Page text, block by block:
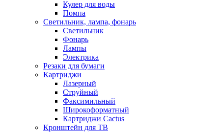
Кулер для воды
Помпа
Светильник, лампа, фонарь
Светильник
Фонарь
Лампы
Электрика
Резаки для бумаги
Картриджи
Лазерный
Струйный
Факсимильный
Широкоформатный
Картриджи Cactus
Кронштейн для ТВ